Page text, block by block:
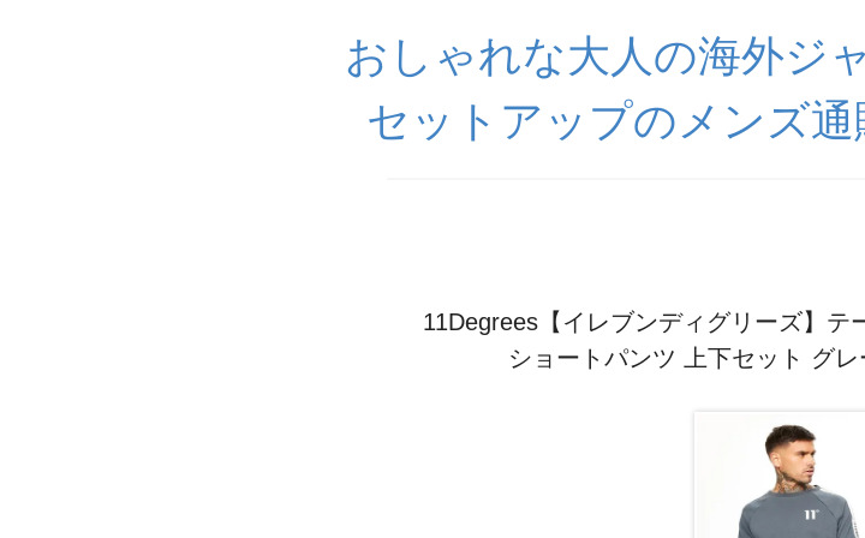
おしゃれな大人の海外ジ
セットアップのメンズ通
11Degrees【イレブンディグリーズ】テ
ショートパンツ 上下セット グ